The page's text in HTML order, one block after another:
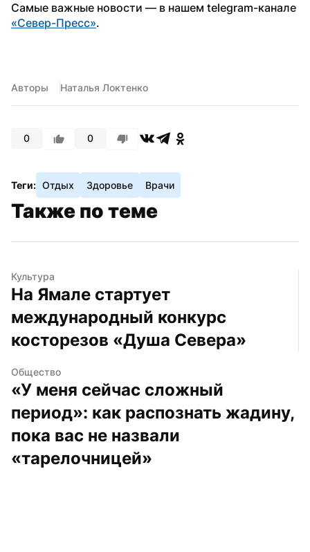
«Север-Пресс».
Авторы Наталья Локтенко
0 0
Теги: Отдых Здоровье Врачи
Также по теме
Культура
На Ямале стартует
международный конкурс
косторезов «Душа Севера»
Общество
«У меня сейчас сложный
период»: как распознать жадину,
пока вас не назвали
«тарелочницей»